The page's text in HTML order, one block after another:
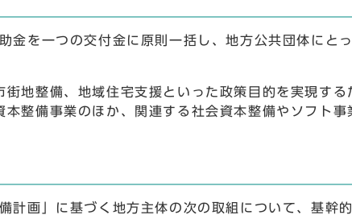
を一つの交付金に原則一括し、地方公共団体にと
地整備、地域住宅支援といった政策目的を実現する
整備事業のほか、関連する社会資本整備やソフト
画」に基づく地方主体の次の取組について、基幹